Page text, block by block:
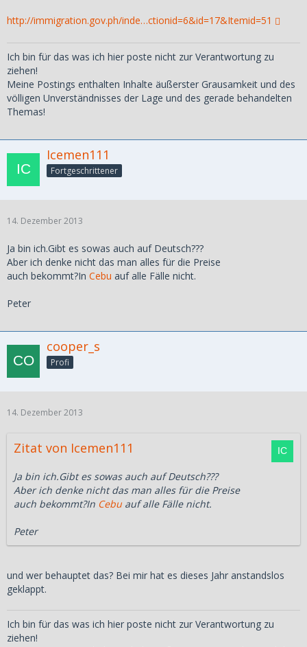
das wohl
von einer höhergeordneten Stelle kam.Da stand auf gut
Deutsch
drin die Zollmenschen sollten doch ab jetzt mit ihrem
Kleinen Zweitwagen
zur Arbeit kommen und nicht wie bisher mit ihren Proll
Autos.
http://immigration.gov.ph/inde…ctionid=6&id=17&Itemid=51
Ich bin für das was ich hier poste nicht zur Verantwortung zu
ziehen!
Meine Postings enthalten Inhalte äußerster Grausamkeit und des
völligen Unverständnisses der Lage und des gerade behandelten
Themas!
Icemen111
Fortgeschrittener
14. Dezember 2013
Ja bin ich.Gibt es sowas auch auf Deutsch???
Aber ich denke nicht das man alles für die Preise
auch bekommt?In Cebu auf alle Fälle nicht.
Peter
cooper_s
Profi
14. Dezember 2013
Zitat von Icemen111
Ja bin ich.Gibt es sowas auch auf Deutsch???
Aber ich denke nicht das man alles für die Preise
auch bekommt?In Cebu auf alle Fälle nicht.
Peter
und wer behauptet das? Bei mir hat es dieses Jahr anstandslos
geklappt.
Ich bin für das was ich hier poste nicht zur Verantwortung zu
ziehen!